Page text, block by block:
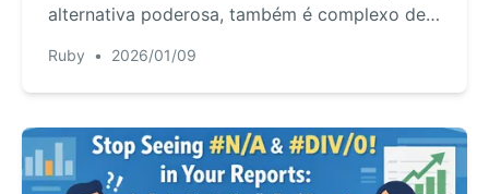
alternativa poderosa, também é complexo de
rápida de realizar qualquer pesquisa de dados
no Excel usando linguagem simples com um
Ruby • 2026/01/09